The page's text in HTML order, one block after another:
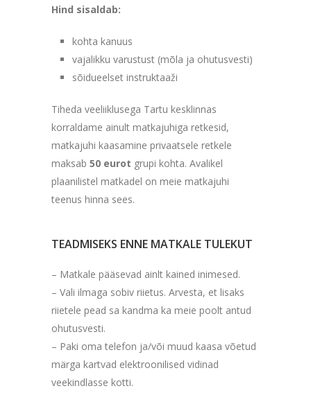
Hind sisaldab:
kohta kanuus
vajalikku varustust (mõla ja ohutusvesti)
sõidueelset instruktaaži
Tiheda veeliiklusega Tartu kesklinnas
korraldame ainult matkajuhiga retkesid,
matkajuhi kaasamine privaatsele retkele
maksab 50 eurot grupi kohta. Avalikel
plaanilistel matkadel on meie matkajuhi
teenus hinna sees.
TEADMISEKS ENNE MATKALE TULEKUT
– Matkale pääsevad ainlt kained inimesed.
– Vali ilmaga sobiv riietus. Arvesta, et lisaks
riietele pead sa kandma ka meie poolt antud
ohutusvesti.
– Paki oma telefon ja/või muud kaasa võetud
märga kartvad elektroonilised vidinad
veekindlasse kotti.